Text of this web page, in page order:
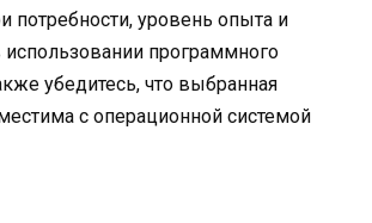
потребности, уровень опыта и
использовании программного
убедитесь, что выбранная
с операционной системой